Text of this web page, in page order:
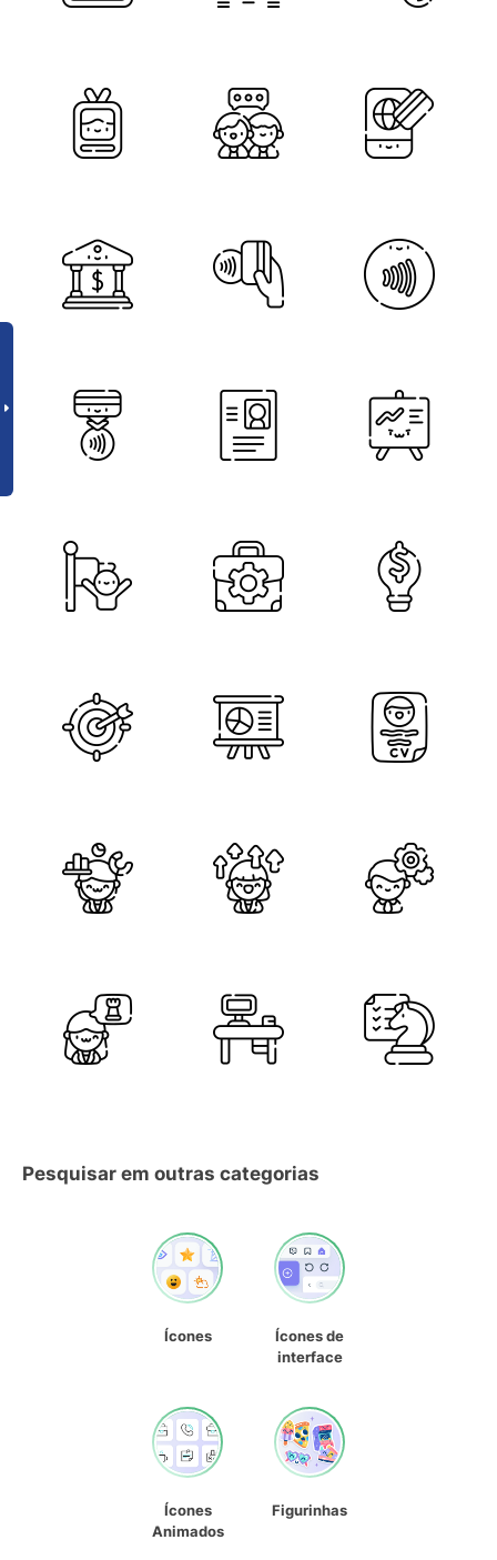
Pesquisar em outras categorias
Ícones
Ícones de
interface
Ícones
Animados
Figurinhas